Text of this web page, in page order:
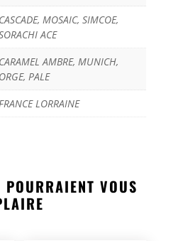
CASCADE, MOSAIC, SIMCOE,
ACE
CARAMEL AMBRE, MUNICH,
ORGE, PALE
LORRAINE
VOUS